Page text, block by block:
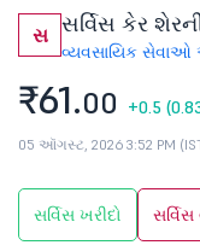
સ સર્વિસ કેર
વ્યવસાયિક સેવાઓ
₹61.00 +0.5
05 ઑગસ્ટ, 2026 3:52 PM
સર્વિસ ખરીદો